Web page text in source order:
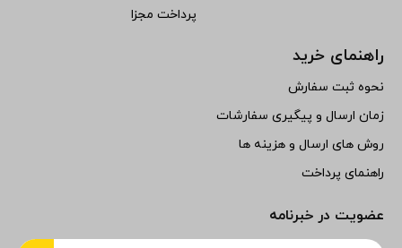
پرداخت مجزا
راهنمای خرید
نحوه ثبت سفارش
زمان ارسال و پیگیری سفارشات
روش های ارسال و هزینه ها
راهنمای پرداخت
عضویت در خبرنامه